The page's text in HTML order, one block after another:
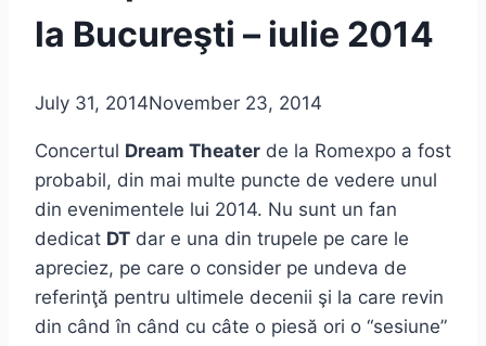
la Bucureşti – iulie 2014
July 31, 2014November 23, 2014
Concertul Dream Theater de la Romexpo a fost
probabil, din mai multe puncte de vedere unul
din evenimentele lui 2014. Nu sunt un fan
dedicat DT dar e una din trupele pe care le
apreciez, pe care o consider pe undeva de
referinţă pentru ultimele decenii şi la care revin
din când în când cu câte o piesă ori o “sesiune”